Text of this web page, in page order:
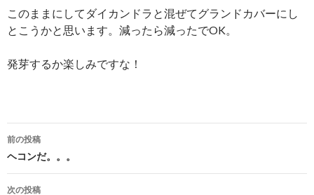
このままにしてダイカンドラと混ぜてグランドカバーにし
とこうかと思います。減ったら減ったでOK。
発芽するか楽しみですな！
投
稿
ナ
前の投稿
ヘコンだ。。。
次の投稿